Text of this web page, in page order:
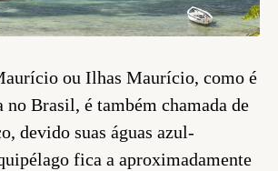
ou Ilhas Maurício, como é
no Brasil, é também chamada de
devido suas águas azul-
fica a aproximadamente